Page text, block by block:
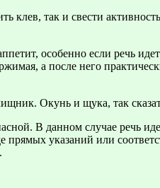
клев, так и свести
особенно если речь
а после него
Окунь и щука, так
В данном случае речь
прямых указаний или